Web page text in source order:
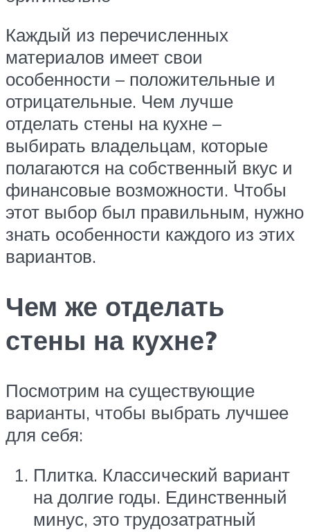
Каждый из перечисленных
материалов имеет свои
особенности – положительные и
отрицательные. Чем лучше
отделать стены на кухне –
выбирать владельцам, которые
полагаются на собственный вкус и
финансовые возможности. Чтобы
этот выбор был правильным, нужно
знать особенности каждого из этих
вариантов.
Чем же отделать
стены на кухне?
Посмотрим на существующие
варианты, чтобы выбрать лучшее
для себя:
Плитка. Классический вариант
на долгие годы. Единственный
минус, это трудозатратный